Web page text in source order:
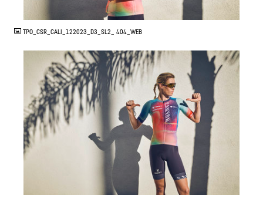
TPO_CSR_CALI_122023_D3_SL2_ 404_WEB